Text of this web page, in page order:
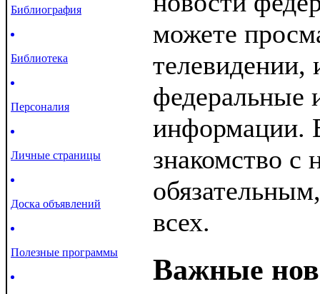
Библиография
Библиотека
Персоналия
Личные страницы
Доска объявлений
Полезные программы
можете
телевидении,
федеральные
информации.
знакомство с
всех.
Важные